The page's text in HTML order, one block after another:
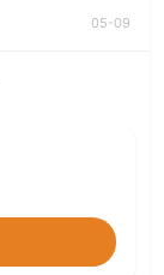
05-09